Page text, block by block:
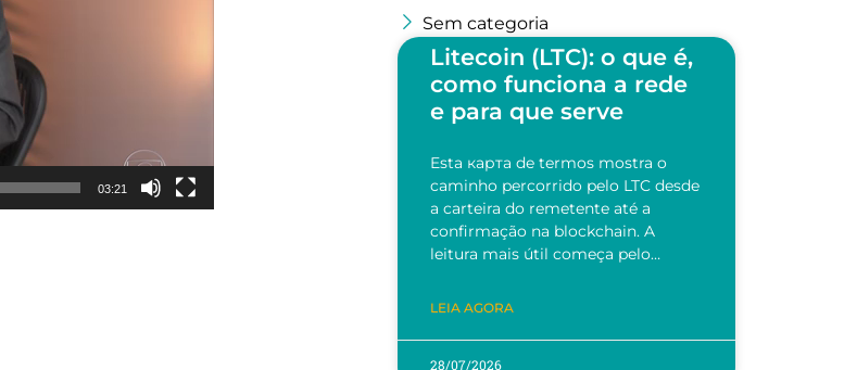
03:21
Sem categoria
Litecoin (LTC): o que é,
como funciona a rede
e para que serve
Esta карта de termos mostra o
caminho percorrido pelo LTC desde
a carteira do remetente até a
confirmação na blockchain. A
leitura mais útil começa pelo…
LEIA AGORA
28/07/2026